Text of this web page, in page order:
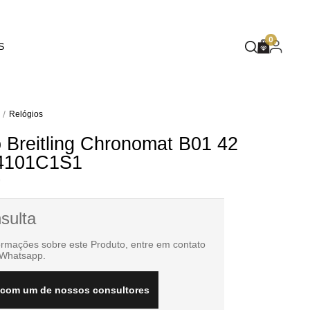
BLUE
WILD SPIRIT
NATURE
0
Relógios
Breitling Chronomat B01 42
sobre este Produto, entre em contato
um de nossos consultores